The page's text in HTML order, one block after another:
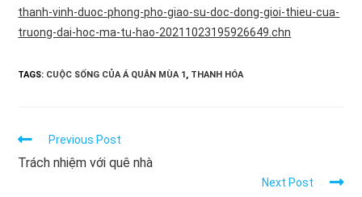
thanh-vinh-duoc-phong-pho-giao-su-doc-dong-gioi-thieu-cua-
truong-dai-hoc-ma-tu-hao-20211023195926649.chn
TAGS: CUỘC SỐNG CỦA Á QUÂN MÙA 1 , THANH HÓA
Read
articles
Previous Post
Trách nhiệm với quê nhà
Next Post